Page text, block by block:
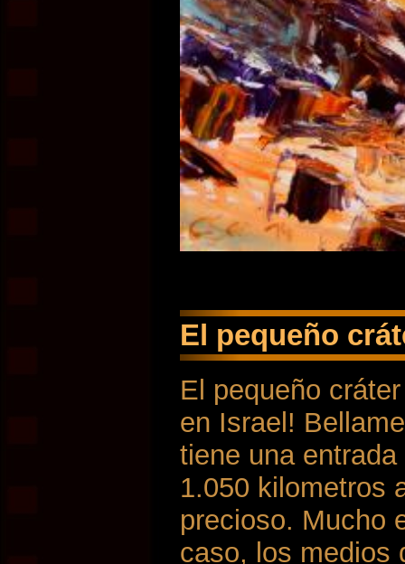
El pequeño
en Israel!
tiene una
1.050 kilometros
precioso. Mucho
caso, los medios